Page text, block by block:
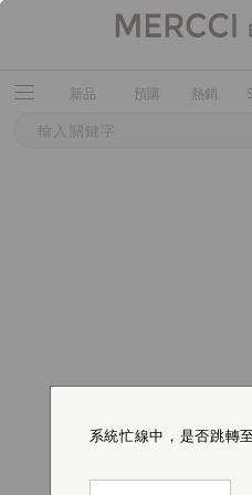
新品 預購 熱銷
系統忙線中，是否跳轉
系統忙線中，是否跳轉
系統忙線中，是否跳轉
系統忙線中，是否跳轉
系統忙線中，是否跳轉